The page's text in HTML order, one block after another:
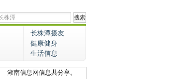
长株潭摄友
健康健身
生活信息
湖南信息网信息共分享。